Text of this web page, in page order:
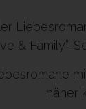
& Family”-
näher